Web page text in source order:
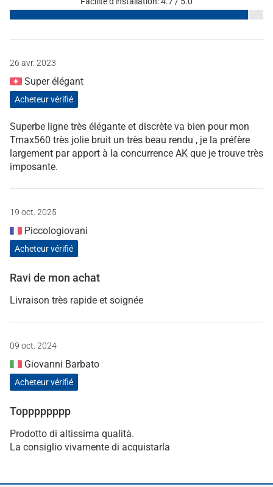
26 avr. 2023
Super élégant
Acheteur vérifié
Superbe ligne très élégante et discrète va bien pour mon
Tmax560 très jolie bruit un très beau rendu , je la préfère
largement par apport à la concurrence AK que je trouve très
imposante.
19 oct. 2025
Piccologiovani
Acheteur vérifié
Ravi de mon achat
Livraison très rapide et soignée
09 oct. 2024
Giovanni Barbato
Acheteur vérifié
Topppppppp
Prodotto di altissima qualità.
La consiglio vivamente di acquistarla